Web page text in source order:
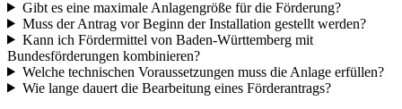
Gibt es eine maximale Anlagengröße für die Förderung?
Muss der Antrag vor Beginn der Installation gestellt werden?
Kann ich Fördermittel von Baden-Württemberg mit
Bundesförderungen kombinieren?
Welche technischen Voraussetzungen muss die Anlage erfüllen?
Wie lange dauert die Bearbeitung eines Förderantrags?